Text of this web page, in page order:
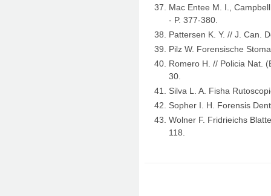
Mac Entee M. I.,
- P. 377-380.
Pattersen K. Y. // J. Can.
Pilz W. Forensische
Romero H. // Policia Nat.
30.
Silva L. A. Fisha
Sopher I. H. Forensis
Wolner F. Fridrieichs
118.